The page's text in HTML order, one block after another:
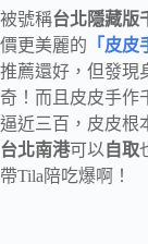
被號稱台北隱藏版
價更美麗的 「皮皮
推薦還好，但發現
奇！而且皮皮手作
逼近三百，皮皮根
台北南港可以 自取
帶Tila陪吃爆啊！